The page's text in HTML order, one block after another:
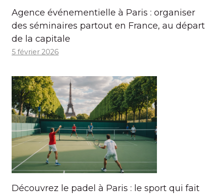
Agence événementielle à Paris : organiser
des séminaires partout en France, au départ
de la capitale
5 février 2026
Découvrez le padel à Paris : le sport qui fait